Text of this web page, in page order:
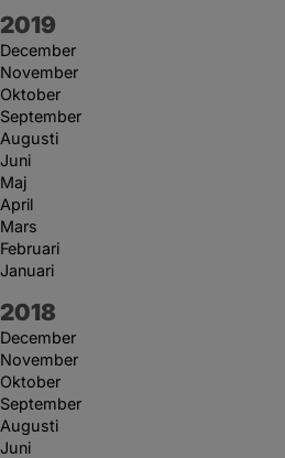
År:
2019
December
November
Oktober
September
Augusti
Juni
Maj
April
Mars
Februari
Januari
År:
2018
December
November
Oktober
September
Augusti
Juni